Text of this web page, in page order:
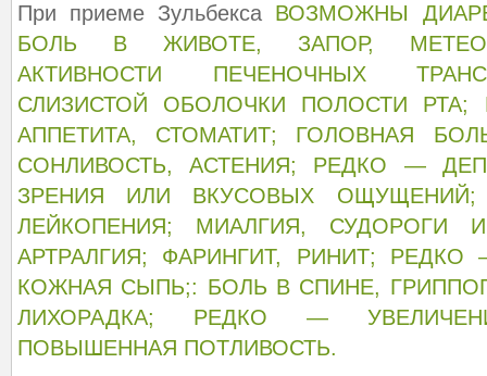
При приеме Зульбекса ВОЗМОЖНЫ
БОЛЬ В ЖИВОТЕ, ЗАПОР,
АКТИВНОСТИ ПЕЧЕНОЧНЫХ
СЛИЗИСТОЙ ОБОЛОЧКИ ПОЛОСТИ
АППЕТИТА, СТОМАТИТ; ГОЛОВНАЯ
СОНЛИВОСТЬ, АСТЕНИЯ; РЕДКО —
ЗРЕНИЯ ИЛИ ВКУСОВЫХ ОЩУЩЕНИЙ;
ЛЕЙКОПЕНИЯ; МИАЛГИЯ, СУДОРОГИ
АРТРАЛГИЯ; ФАРИНГИТ, РИНИТ;
КОЖНАЯ СЫПЬ;: БОЛЬ В СПИНЕ,
ЛИХОРАДКА; РЕДКО —
ПОВЫШЕННАЯ ПОТЛИВОСТЬ.